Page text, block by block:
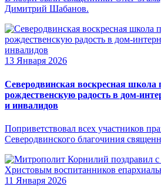
Димитрий Шабанов.
13 Января 2026
Северодвинская воскресная школа
рождественскую радость в дом-
и инвалидов
Поприветствовал всех участников
Северодвинского благочиния
11 Января 2026